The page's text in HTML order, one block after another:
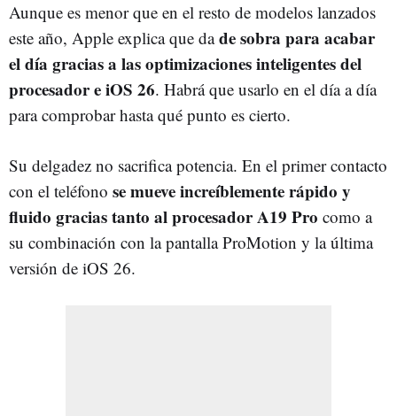
Aunque es menor que en el resto de modelos lanzados
este año, Apple explica que dade sobra para acabar
el día gracias a las optimizaciones inteligentes del
procesador e iOS 26. Habrá que usarlo en el día a día
para comprobar hasta qué punto es cierto.
Su delgadez no sacrifica potencia. En el primer contacto
con el teléfono se mueve increíblemente rápido y
fluido gracias tanto al procesador A19 Pro como a
su combinación con la pantalla ProMotion y la última
versión de iOS 26.